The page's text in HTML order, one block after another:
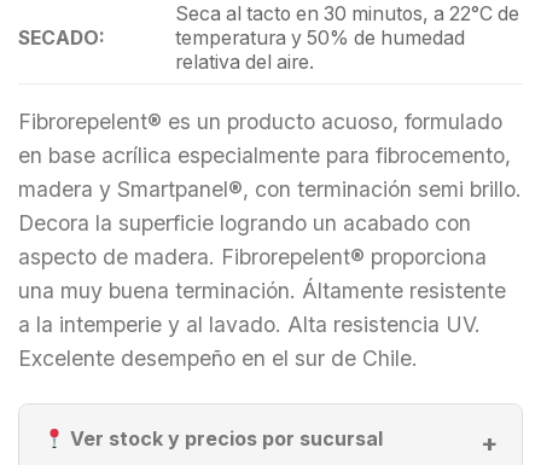
SECADO:
Seca al tacto en 30 minutos, a 22°C de
temperatura y 50% de humedad
relativa del aire.
Fibrorepelent® es un producto acuoso, formulado
en base acrílica especialmente para fibrocemento,
madera y Smartpanel®, con terminación semi brillo.
Decora la superficie logrando un acabado con
aspecto de madera. Fibrorepelent® proporciona
una muy buena terminación. Áltamente resistente
a la intemperie y al lavado. Alta resistencia UV.
Excelente desempeño en el sur de Chile.
Ver stock y precios por sucursal